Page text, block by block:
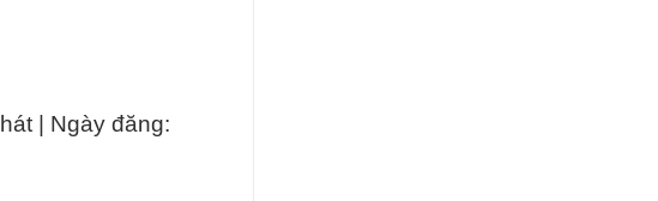
| Ngày đăng: